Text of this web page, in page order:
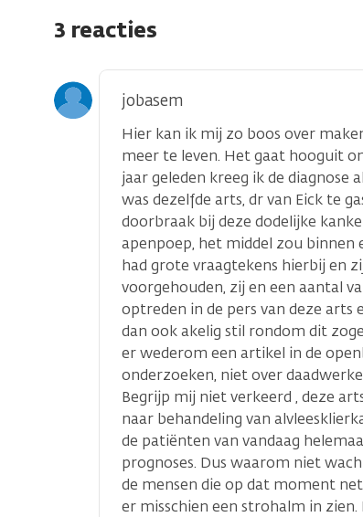
3 reacties
jobasem
Hier kan ik mij zo boos over
meer te leven. Het gaat hooguit
jaar geleden kreeg ik de diagnose
was dezelfde arts, dr van Eick te
doorbraak bij deze dodelijke
apenpoep, het middel zou
had grote vraagtekens hierbij en
voorgehouden, zij en een aantal
optreden in de pers van deze arts
dan ook akelig stil rondom dit
er wederom een artikel in de
onderzoeken, niet over
Begrijp mij niet verkeerd , deze
naar behandeling van
de patiënten van vandaag
prognoses. Dus waarom niet
de mensen die op dat moment
er misschien een strohalm in